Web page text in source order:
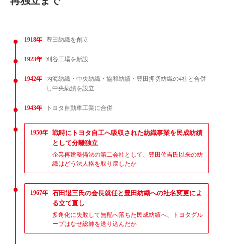
1918年 豊田紡織を創立
1923年 刈谷工場を新設
1942年
内海紡織・中央紡織・協和紡績・豊田押切紡織の4社と合併
し中央紡績を設立
1943年 トヨタ自動車工業に合併
1950年 戦時にトヨタ自工へ吸収された紡織事業を民成紡績
として分離独立
企業再建整備法の第二会社として、豊田佐吉氏以来の紡
織はどう法人格を取り戻したか
1967年 石田退三氏の会長就任と豊田紡織への社名変更によ
る立て直し
多角化に失敗して無配へ落ちた民成紡績へ、トヨタグル
ープはなぜ総帥を送り込んだか